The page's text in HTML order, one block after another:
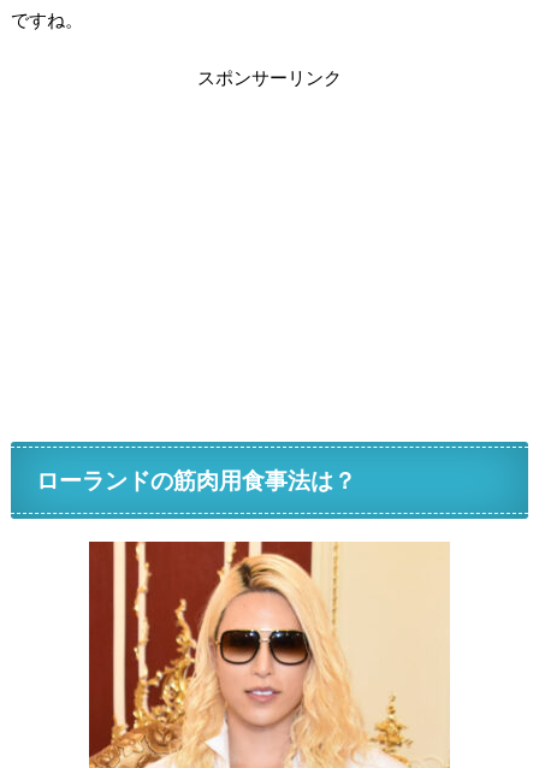
ですね。
スポンサーリンク
ローランドの筋肉用食事法は？